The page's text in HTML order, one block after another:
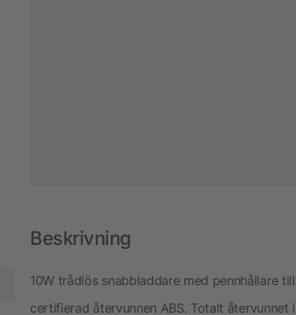
Beskrivning
10W trådlös snabbladdare med pennhållare
certifierad återvunnen ABS. Totalt